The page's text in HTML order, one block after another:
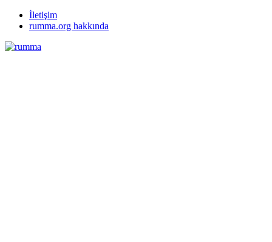
İletişim
rumma.org hakkında